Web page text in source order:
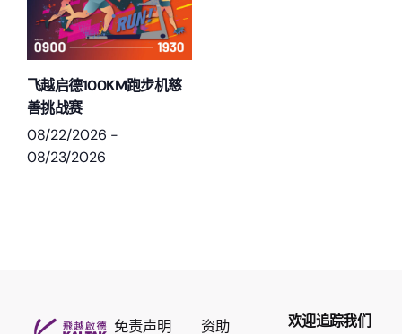
飞越启德100KM跑步机慈
善挑战赛
08/22/2026 -
08/23/2026
免责声明 资助 欢迎追踪我们